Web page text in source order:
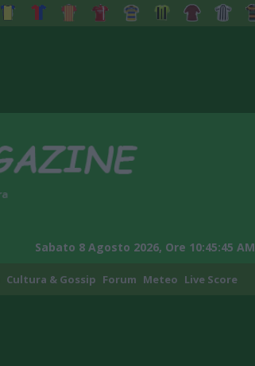
Sabato 8 Agosto 2026, Ore 10:45:46 AM
Cultura & Gossip Forum Meteo Live Score